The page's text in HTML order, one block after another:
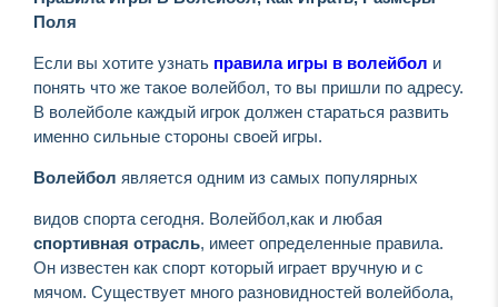
Поля
Если вы хотите узнать правила игры в волейбол и
понять что же такое волейбол, то вы пришли по адресу.
В волейболе каждый игрок должен стараться развить
именно сильные стороны своей игры.
Волейбол является одним из самых популярных
видов спорта сегодня. Волейбол,как и любая
спортивная отрасль, имеет определенные правила.
Он известен как спорт который играет вручную и с
мячом. Существует много разновидностей волейбола,